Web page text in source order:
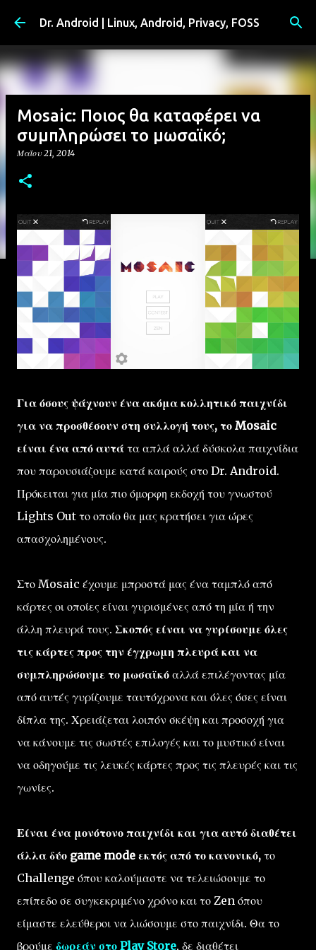
Μετάβαση στο κύριο περιεχόμενο
Dr. Android | Linux, Android, Privacy, FOSS
Mosaic: Ποιος θα καταφέρει να
συμπληρώσει το μωσαϊκό;
Μαΐου 21, 2014
Για όσους ψάχνουν ένα ακόμα κολλητικό παιχνίδι
για να προσθέσουν στη συλλογή τους, το Mosaic
είναι ένα από αυτά τα απλά αλλά δύσκολα παιχνίδια
που παρουσιάζουμε κατά καιρούς στο Dr. Android.
Πρόκειται για μία πιο όμορφη εκδοχή του γνωστού
Lights Out το οποίο θα μας κρατήσει για ώρες
απασχολημένους.
Στο Mosaic έχουμε μπροστά μας ένα ταμπλό από
κάρτες οι οποίες είναι γυρισμένες από τη μία ή την
άλλη πλευρά τους. Σκοπός είναι να γυρίσουμε όλες
τις κάρτες προς την έγχρωμη πλευρά και να
συμπληρώσουμε το μωσαϊκό αλλά επιλέγοντας μία
από αυτές γυρίζουμε ταυτόχρονα και όλες όσες είναι
δίπλα της. Χρειάζεται λοιπόν σκέψη και προσοχή για
να κάνουμε τις σωστές επιλογές και το μυστικό είναι
να οδηγούμε τις λευκές κάρτες προς τις πλευρές και τις
γωνίες.
Είναι ένα μονότονο παιχνίδι και για αυτό διαθέτει
άλλα δύο game mode εκτός από το κανονικό, το
Challenge όπου καλούμαστε να τελειώσουμε το
επίπεδο σε συγκεκριμένο χρόνο και το Zen όπου
είμαστε ελεύθεροι να λιώσουμε στο παιχνίδι. Θα το
βρούμε δωρεάν στο Play Store, δε διαθέτει